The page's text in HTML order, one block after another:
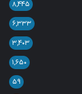
۸,۴۴۵
۶,۳۳۳
۳,۴۰۳
۱,۶۵۰
۵۹